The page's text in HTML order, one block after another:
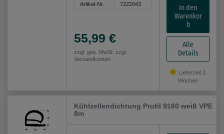
Artikel-Nr. 7222043
55,99 €
zzgl. ges. MwSt. zzgl.
Versandkosten
In den
Warenkor
b
Alle
Details
Lieferzeit 2
Wochen
Kühlzellendichtung Profil 9160 weiß VPE
8m